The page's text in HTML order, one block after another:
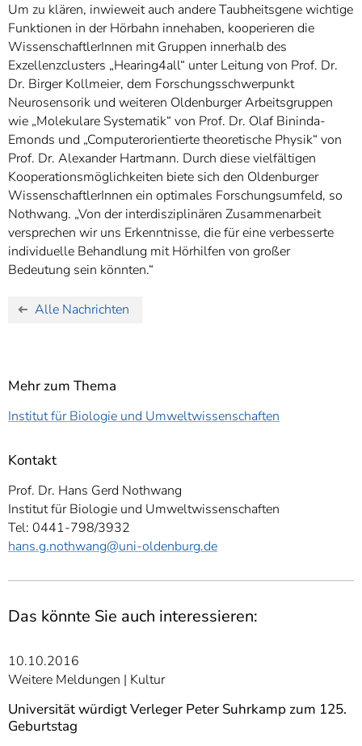
Um zu klären, inwieweit auch andere Taubheitsgene wichtige
Funktionen in der Hörbahn innehaben, kooperieren die
WissenschaftlerInnen mit Gruppen innerhalb des
Exzellenzclusters „Hearing4all“ unter Leitung von Prof. Dr.
Dr. Birger Kollmeier, dem Forschungsschwerpunkt
Neurosensorik und weiteren Oldenburger Arbeitsgruppen
wie „Molekulare Systematik“ von Prof. Dr. Olaf Bininda-
Emonds und „Computerorientierte theoretische Physik“ von
Prof. Dr. Alexander Hartmann. Durch diese vielfältigen
Kooperationsmöglichkeiten biete sich den Oldenburger
WissenschaftlerInnen ein optimales Forschungsumfeld, so
Nothwang. „Von der interdisziplinären Zusammenarbeit
versprechen wir uns Erkenntnisse, die für eine verbesserte
individuelle Behandlung mit Hörhilfen von großer
Bedeutung sein könnten.“
Alle Nachrichten
Mehr zum Thema
Institut für Biologie und Umweltwissenschaften
Kontakt
Prof. Dr. Hans Gerd Nothwang
Institut für Biologie und Umweltwissenschaften
Tel: 0441-798/3932
hans.g.nothwang@uni-oldenburg.de
Das könnte Sie auch interessieren:
10.10.2016
Weitere Meldungen
Kultur
Universität würdigt Verleger Peter Suhrkamp zum 125.
Geburtstag